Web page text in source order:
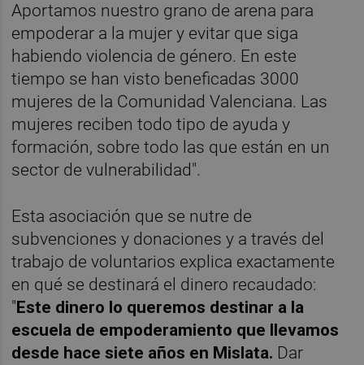
Aportamos nuestro grano de arena para
empoderar a la mujer y evitar que siga
habiendo violencia de género. En este
tiempo se han visto beneficadas 3000
mujeres de la Comunidad Valenciana. Las
mujeres reciben todo tipo de ayuda y
formación, sobre todo las que están en un
sector de vulnerabilidad".
Esta asociación que se nutre de
subvenciones y donaciones y a través del
trabajo de voluntarios explica exactamente
en qué se destinará el dinero recaudado:
"Este dinero lo queremos destinar a la
escuela de empoderamiento que llevamos
desde hace siete años en Mislata. Dar